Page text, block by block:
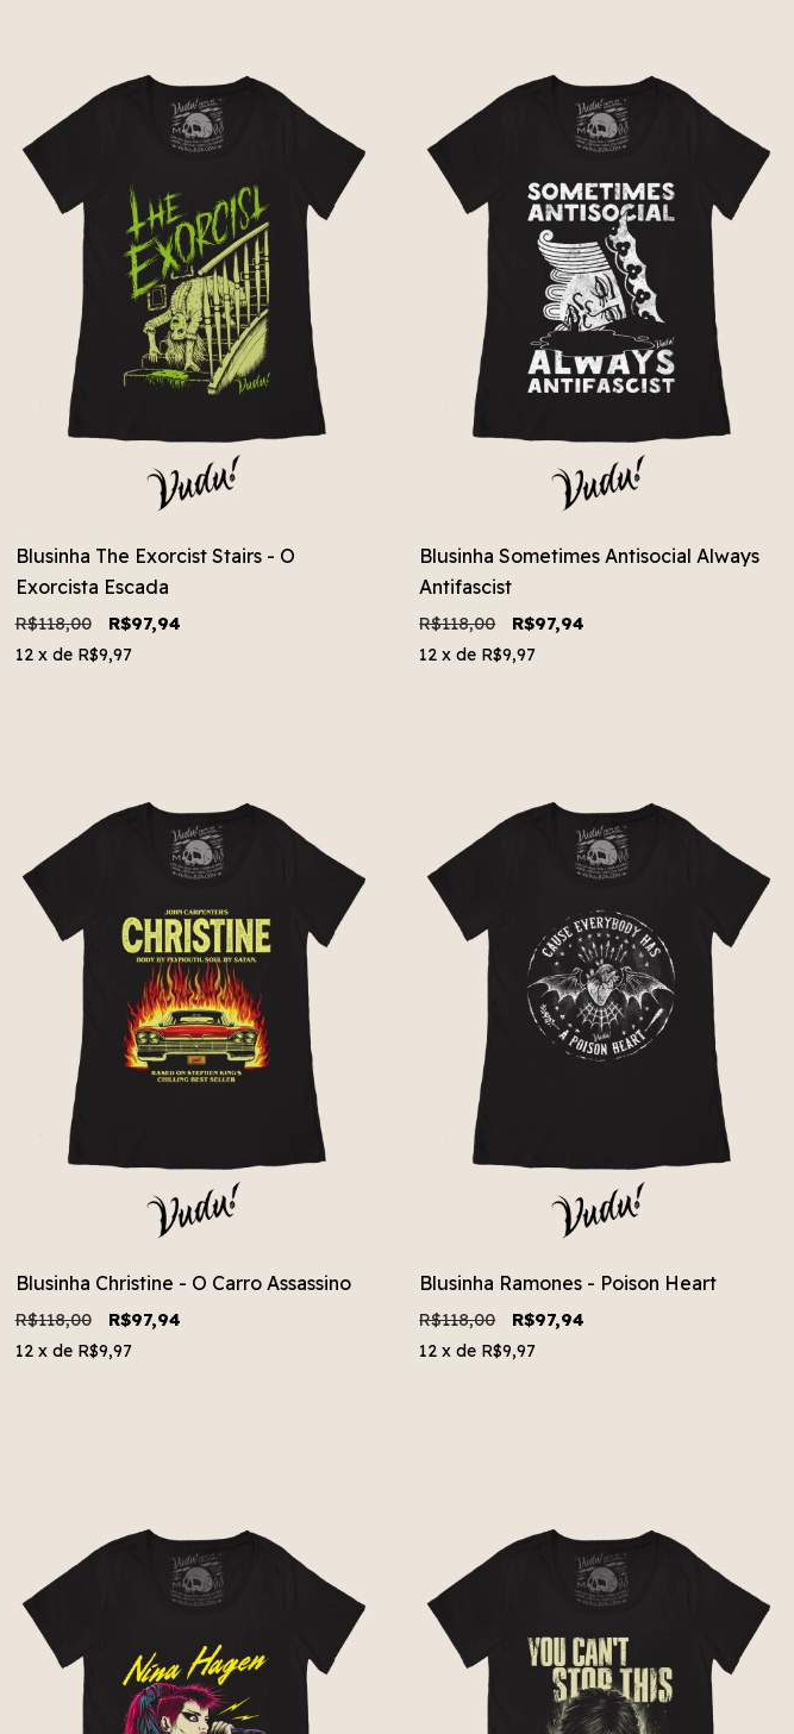
Blusinha The Exorcist Stairs - O
Exorcista Escada
R$118,00 R$97,94
12 x de R$9,97
Blusinha Sometimes Antisocial Always
Antifascist
R$118,00 R$97,94
12 x de R$9,97
Blusinha Christine - O Carro Assassino
R$118,00 R$97,94
12 x de R$9,97
Blusinha Ramones - Poison Heart
R$118,00 R$97,94
12 x de R$9,97